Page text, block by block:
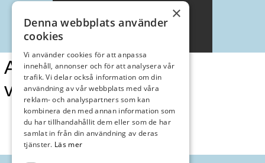
AnnonsMarknan
vecka 33
×
Denna webbplats använder
cookies
Vi använder cookies för att anpassa
innehåll, annonser och för att analysera vår
trafik. Vi delar också information om din
användning av vår webbplats med våra
reklam- och analyspartners som kan
kombinera den med annan information som
du har tillhandahållit dem eller som de har
samlat in från din användning av deras
tjänster. Läs mer